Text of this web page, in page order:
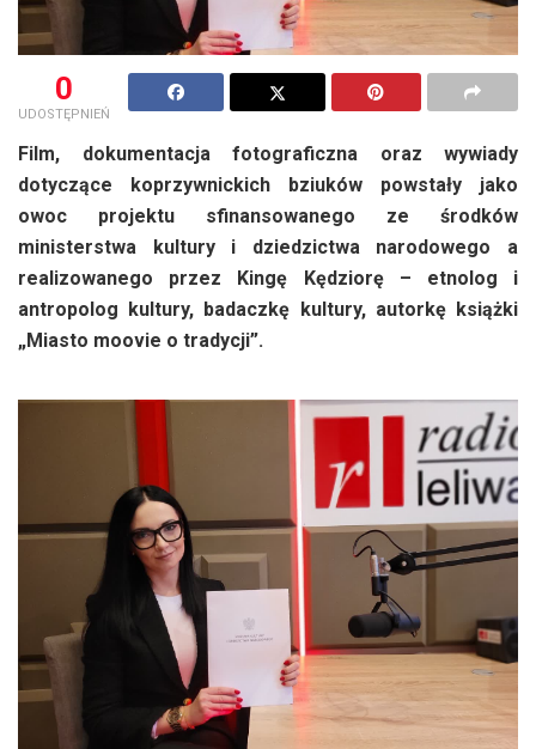
0
UDOSTĘPNIEŃ
Film, dokumentacja fotograficzna oraz wywiady
dotyczące koprzywnickich bziuków powstały jako
owoc projektu sfinansowanego ze środków
ministerstwa kultury i dziedzictwa narodowego a
realizowanego przez Kingę Kędziorę – etnolog i
antropolog kultury, badaczkę kultury, autorkę książki
„Miasto moovie o tradycji”.